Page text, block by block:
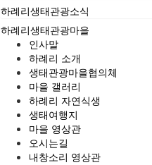
하례리생태관광소식
하례리생태관광마을
인사말
하례리 소개
생태관광마을협의체
마을 갤러리
하례리 자연식생
생태여행지
마을 영상관
오시는길
내창소리 영상관